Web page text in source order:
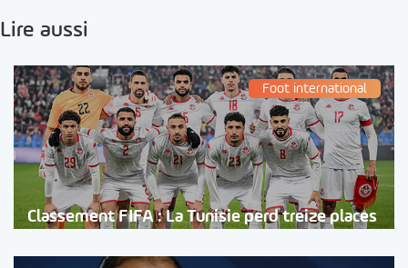
Lire aussi
Foot international
Classement FIFA : La Tunisie perd treize places